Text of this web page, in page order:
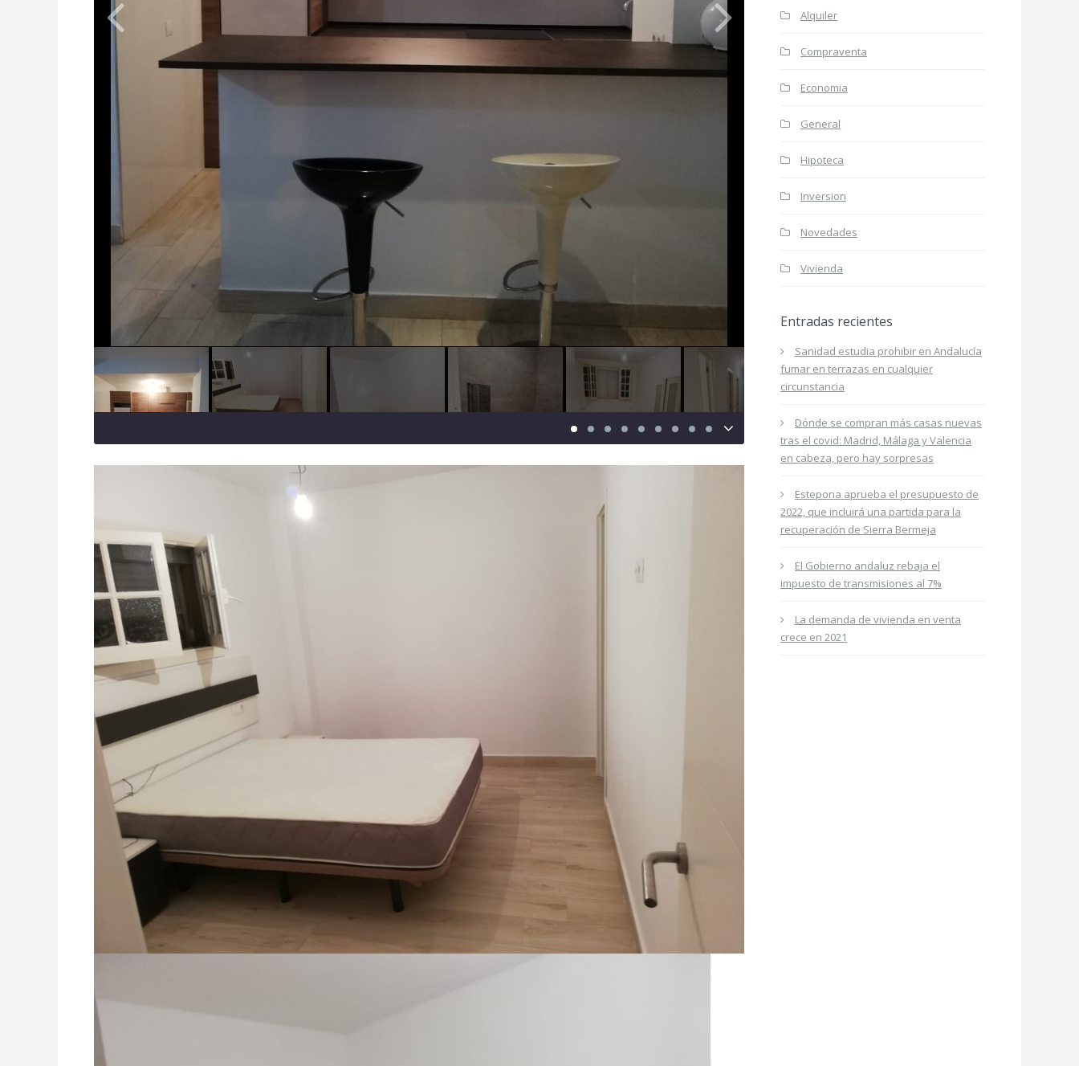
Alquiler
Compraventa
Economia
General
Hipoteca
Inversion
Novedades
Vivienda
Entradas recientes
Sanidad estudia prohibir en Andalucía
fumar en terrazas en cualquier
circunstancia
Dónde se compran más casas nuevas
tras el covid: Madrid, Málaga y Valencia
en cabeza, pero hay sorpresas
Estepona aprueba el presupuesto de
2022, que incluirá una partida para la
recuperación de Sierra Bermeja
El Gobierno andaluz rebaja el
impuesto de transmisiones al 7%
La demanda de vivienda en venta
crece en 2021